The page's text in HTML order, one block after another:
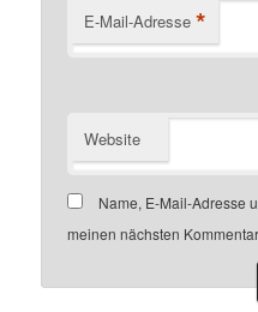
E-Mail-Adresse *
Website
Name, E-Mail-Adresse
meinen nächsten